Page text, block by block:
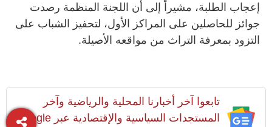
إعجاب الطلبة، مشيراً إلى أن اللجنة المنظمة رصدت
جوائز للحاصلين على المراكز الأول، لتحفيز الشباب على
التزود بمعرفة التراث من مواقعه الأصيلة.
تابعوا آخر أخبارنا المحلية والرياضية وآخر
المستجدات السياسية والإقتصادية عبر Google